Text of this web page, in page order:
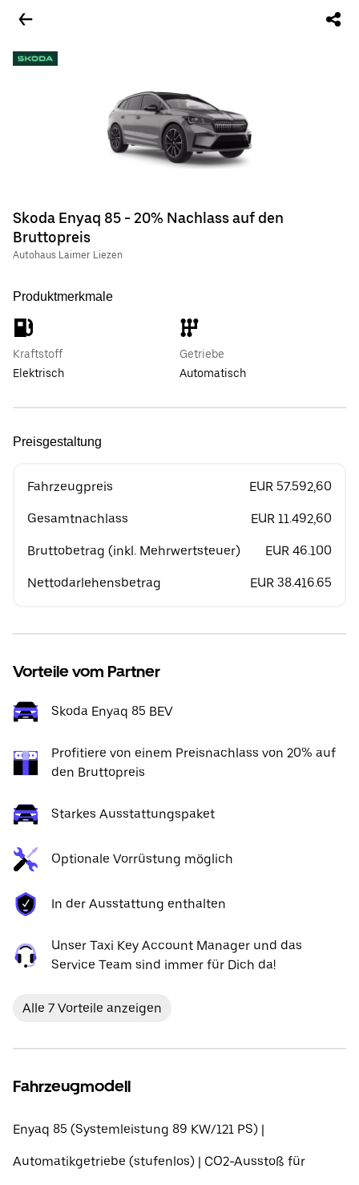
Skoda Enyaq 85 - 20% Nachlass auf den
Bruttopreis
Autohaus Laimer Liezen
Produktmerkmale
Kraftstoff
Elektrisch
Getriebe
Automatisch
Preisgestaltung
Fahrzeugpreis EUR 57.592,60
Gesamtnachlass EUR 11.492,60
Bruttobetrag (inkl. Mehrwertsteuer) EUR 46.100
Nettodarlehensbetrag EUR 38.416.65
Vorteile vom Partner
Skoda Enyaq 85 BEV
Profitiere von einem Preisnachlass von 20% auf
den Bruttopreis
Starkes Ausstattungspaket
Optionale Vorrüstung möglich
In der Ausstattung enthalten
Unser Taxi Key Account Manager und das
Service Team sind immer für Dich da!
Alle 7 Vorteile anzeigen
Fahrzeugmodell
Enyaq 85 (Systemleistung 89 KW/121 PS) |
Automatikgetriebe (stufenlos) | CO2-Ausstoß für